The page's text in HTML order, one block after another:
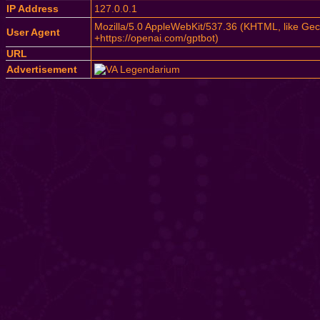
IP Address
127.0.0.1
User Agent
Mozilla/5.0 AppleWebKit/537.36 (KHTML, like
+https://openai.com/gptbot)
URL
Advertisement